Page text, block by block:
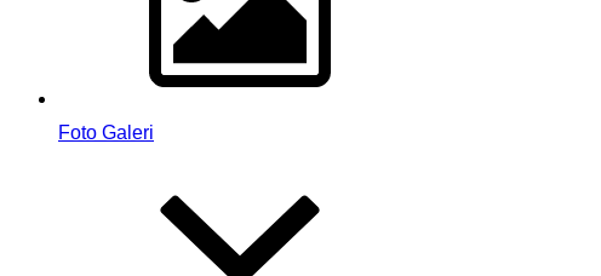
Foto Galeri